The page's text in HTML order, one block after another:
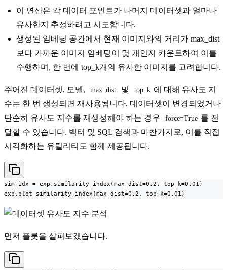
이 연산은 각 데이터 포인트가 나머지 데이터셋과 얼마나
유사한지 추정하려고 시도합니다.
생성된 임베딩 공간에서 현재 이미지와의 거리가 max_dist
보다 가까운 이미지 임베딩이 몇 개인지 카운트하여 이를
수행하며, 한 번에 top_k개의 유사한 이미지를 고려합니다.
주어진 데이터셋, 모델, max_dist 및 top_k 에 대해 유사도 지
수는 한 번 생성되면 재사용됩니다. 데이터셋이 변경되었거나
단순히 유사도 지수를 재생성해야 하는 경우
force=True 를 전
달할 수 있습니다. 벡터 및 SQL 검색과 마찬가지로, 이를 직접
시각화하는 유틸리티도 함께 제공됩니다.
sim_idx = exp.similarity_index(max_dist=0.2, top_k=0.01)
exp.plot_similarity_index(max_dist=0.2, top_k=0.01)
먼저 플롯을 살펴보겠습니다.